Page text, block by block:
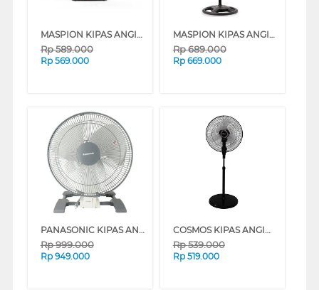
MASPION KIPAS ANGIN INDUSTRI INDUSTRIAL FAN PW459
Rp589.000
Rp 569.000
MASPION KIPAS ANGIN INDUSTRI INDUSTRIAL FAN PW502S
Rp689.000
Rp 669.000
PANASONIC KIPAS ANGIN INDUSTRI INDUSTRIAL FAN FET4014H
Rp999.000
Rp 949.000
COSMOS KIPAS ANGIN INDUSTRI INDUSTRIAL FAN TIF-1801SN
Rp539.000
Rp 519.000